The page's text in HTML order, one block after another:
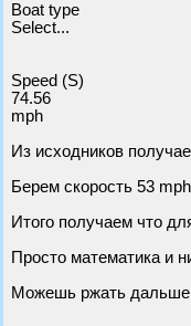
Boat type
Select...
Speed (S)
74.56
mph
Из исходников
Берем скорость 53 mph
Итого получаем что
Просто математика и
Можешь ржать дальше